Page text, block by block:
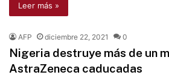
Leer más »
AFP diciembre 22, 2021 0
Nigeria destruye más de un
AstraZeneca caducadas